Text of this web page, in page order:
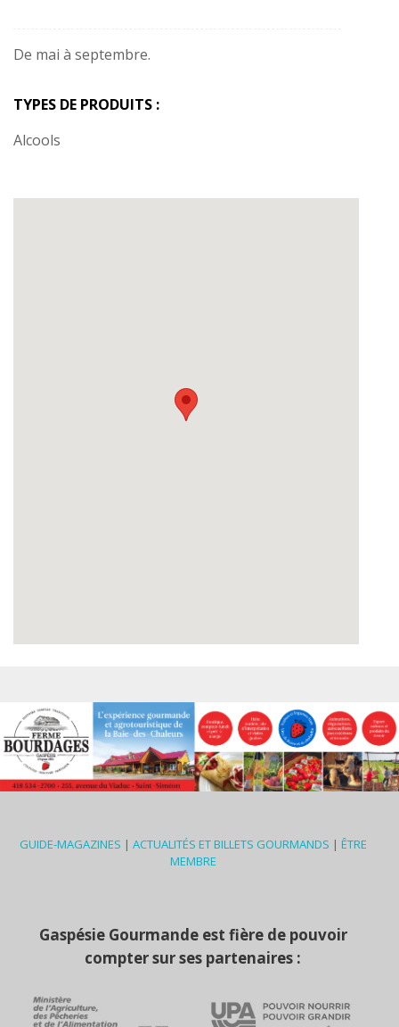
De mai à septembre.
TYPES DE PRODUITS :
Alcools
GUIDE-MAGAZINES | ACTUALITÉS ET BILLETS GOURMANDS | ÊTRE
MEMBRE
Gaspésie Gourmande est fière de pouvoir
compter sur ses partenaires :